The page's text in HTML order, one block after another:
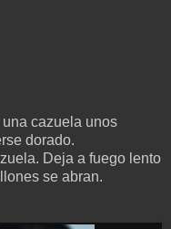
cazuela unos
dorado.
Deja a fuego lento
se abran.